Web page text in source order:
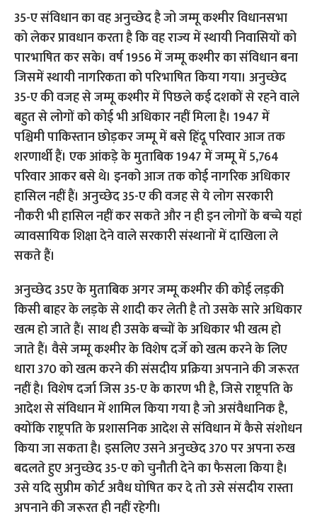
35-ए संविधान का वह अनुच्छेद है जो जम्मू कश्मीर विधानसभा
को लेकर प्रावधान करता है कि वह राज्य में स्थायी निवासियों को
पारभाषित कर सके। वर्ष 1956 में जम्मू कश्मीर का संविधान बना
जिसमें स्थायी नागरिकता को परिभाषित किया गया। अनुच्छेद
35-ए की वजह से जम्मू कश्मीर में पिछले कई दशकों से रहने वाले
बहुत से लोगों को कोई भी अधिकार नहीं मिला है। 1947 में
पश्चिमी पाकिस्तान छोड़कर जम्मू में बसे हिंदू परिवार आज तक
शरणार्थी हैं। एक आंकड़े के मुताबिक 1947 में जम्मू में 5,764
परिवार आकर बसे थे। इनको आज तक कोई नागरिक अधिकार
हासिल नहीं हैं। अनुच्छेद 35-ए की वजह से ये लोग सरकारी
नौकरी भी हासिल नहीं कर सकते और न ही इन लोगों के बच्चे यहां
व्यावसायिक शिक्षा देने वाले सरकारी संस्थानों में दाखिला ले
सकते हैं।
अनुच्छेद 35ए के मुताबिक अगर जम्मू कश्मीर की कोई लड़की
किसी बाहर के लड़के से शादी कर लेती है तो उसके सारे अधिकार
खत्म हो जाते हैं। साथ ही उसके बच्चों के अधिकार भी खत्म हो
जाते हैं। वैसे जम्मू कश्मीर के विशेष दर्जे को खत्म करने के लिए
धारा 370 को खत्म करने की संसदीय प्रक्रिया अपनाने की जरूरत
नहीं है। विशेष दर्जा जिस 35-ए के कारण भी है, जिसे राष्ट्रपति के
आदेश से संविधान में शामिल किया गया है जो असंवैधानिक है,
क्योंकि राष्ट्रपति के प्रशासनिक आदेश से संविधान में कैसे संशोधन
किया जा सकता है। इसलिए उसने अनुच्छेद 370 पर अपना रुख
बदलते हुए अनुच्छेद 35-ए को चुनौती देने का फैसला किया है।
उसे यदि सुप्रीम कोर्ट अवैध घोषित कर दे तो उसे संसदीय रास्ता
अपनाने की जरूरत ही नहीं रहेगी।